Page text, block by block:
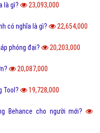
là gì? 23,093,000
có nghĩa là gì? 22,654,000
phóng đại? 20,203,000
20,087,000
Tool? 19,728,000
Behance cho người mới?